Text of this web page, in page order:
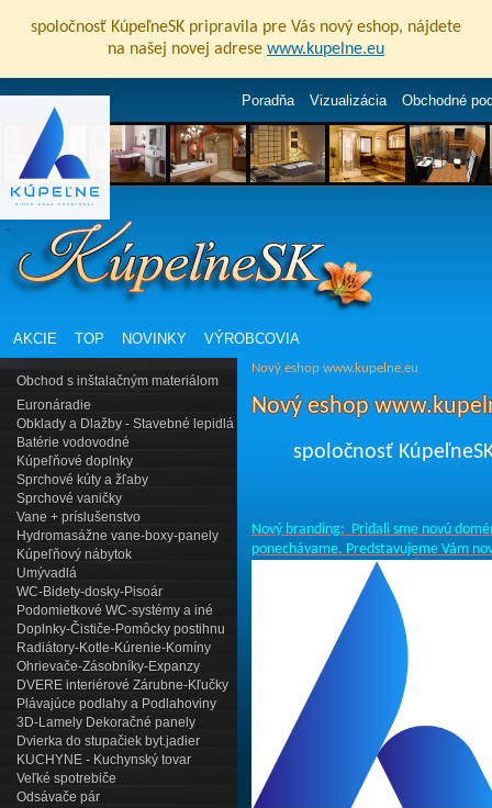
spoločnosť KúpeľneSK pripravila pre Vás nový eshop, nájdete
na našej novej adrese www.kupelne.eu
Poradňa Vizualizácia Obchodné
AKCIE TOP NOVINKY VÝROBCOVIA
Obchod s inštalačným materiálom
Euronáradie
Obklady a Dlažby - Stavebné lepidlá
Batérie vodovodné
Kúpeľňové doplnky
Sprchové kúty a žľaby
Sprchové vaničky
Vane + príslušenstvo
Hydromasážne vane-boxy-panely
Kúpeľňový nábytok
Umývadlá
WC-Bidety-dosky-Pisoár
Podomietkové WC-systémy a iné
Doplnky-Čističe-Pomôcky postihnu
Radiátory-Kotle-Kúrenie-Komíny
Ohrievače-Zásobníky-Expanzy
DVERE interiérové Zárubne-Kľučky
Plávajúce podlahy a Podlahoviny
3D-Lamely Dekoračné panely
Dvierka do stupačiek byt.jadier
KUCHYNE - Kuchynský tovar
Veľké spotrebiče
Odsávače pár
Nový eshop www.kupelne.eu
Nový eshop
spoločnosť
Nový branding: Pridali sme novú
ponechávame. Predstavujeme Vám